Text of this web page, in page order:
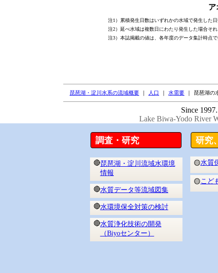
調査・研究
🔴琵琶湖・淀川流域水環境
情報
🔴水質データ等流域図集
🔴水環境保全対策の検討
🔴水質浄化技術の開発
（Biyoセンター）
研究
🟡水質
🟡こど
ア
注1）累積発生日数はいずれかの水域で発生した
注2）延べ水域は複数日にわたり発生した場合そ
注3）本誌掲載の値は、各年度のデータ集計時点
琵琶湖・淀川水系の流域概要 ｜ 人口 ｜ 水需要 ｜ 琵琶湖の
Since
Lake Biwa-Yodo River